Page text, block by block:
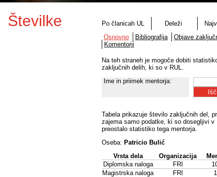
Številke Po članicah UL Deleži
Osnovno
Bibliografija
Objave
Komentorji
Na teh straneh je mogoče dobiti
zaključnih delih, ki so v RUL.
Ime in priimek mentorja:
Tabela prikazuje število zaključnih del,
zajema samo podatke, ki so dosegljivi
preostalo statistiko tega mentorja.
Oseba: Patricio Bulić
Vrsta dela
Organizacija
Diplomska naloga
FRI
Magistrska naloga
FRI